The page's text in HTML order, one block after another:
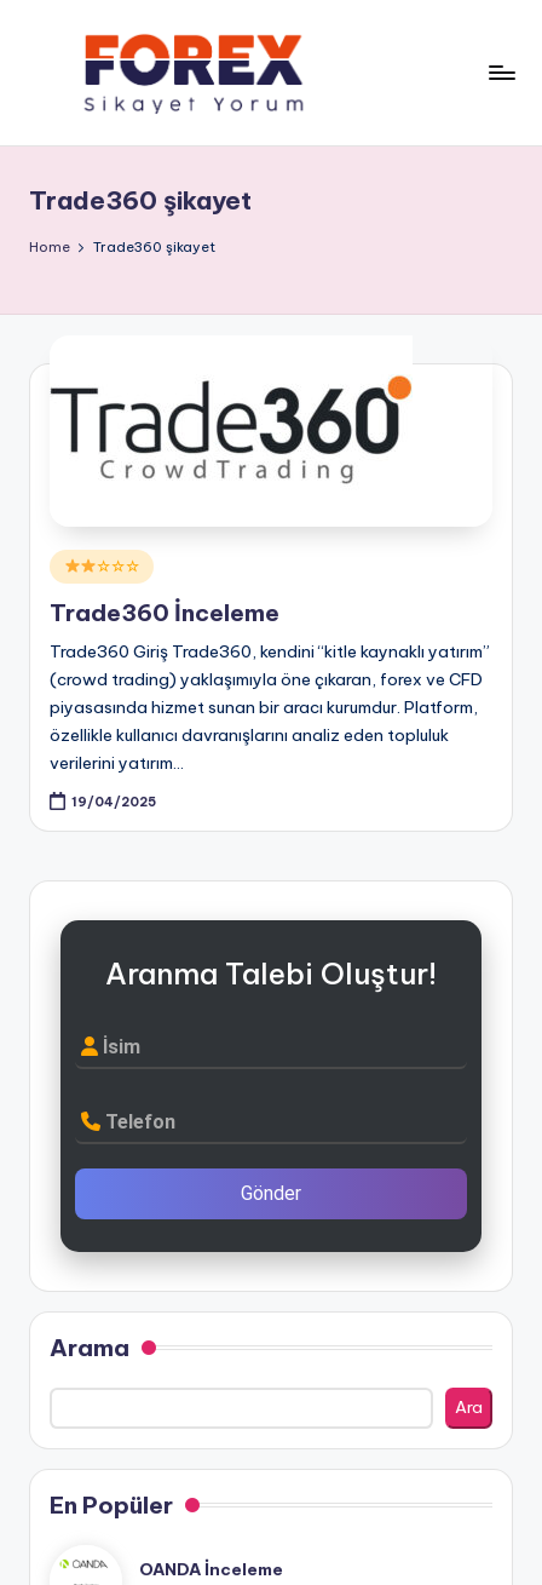
Trade360 şikayet
Home Trade360 şikayet
Posted
in
☆☆☆
Trade360 İnceleme
Trade360 Giriş Trade360, kendini “kitle kaynaklı yatırım”
(crowd trading) yaklaşımıyla öne çıkaran, forex ve CFD
piyasasında hizmet sunan bir aracı kurumdur. Platform,
özellikle kullanıcı davranışlarını analiz eden topluluk
verilerini yatırım…
19/04/2025
Aranma Talebi Oluştur!
İsim
Telefon
Gönder
Arama
Ara
En Popüler
OANDA İnceleme